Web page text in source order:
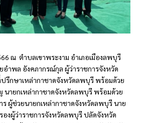
ณ ตำบลเขาพระงาม อำเภอเมืองลพบุรี
ำพล อังคภากรณ์กุล ผู้ว่าราชการจังหวัด
กษาเหล่ากาชาดจังหวัดลพบุรี พร้อมด้วย
นายกเหล่ากาชาดจังหวัดลพบุรี พร้อมด้วย
ร ผู้ช่วยนายกเหล่ากาชาดจังหวัดลพบุรี นาย
งผู้ว่าราชการจังหวัดลพบุรี ปลัดจังหวัด